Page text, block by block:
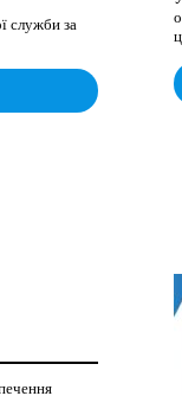
служби за